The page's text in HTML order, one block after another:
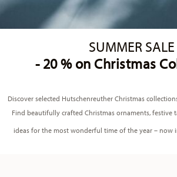
SUMMER SALE
- 20 % on Christmas
Discover selected Hutschenreuther Christmas
Find beautifully crafted Christmas ornaments, festive
ideas for the most wonderful time of the year – now